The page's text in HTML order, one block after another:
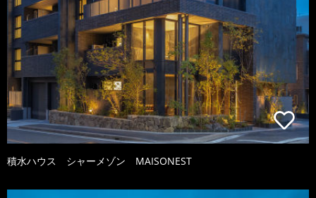
積水ハウス シャーメゾン MAISONEST